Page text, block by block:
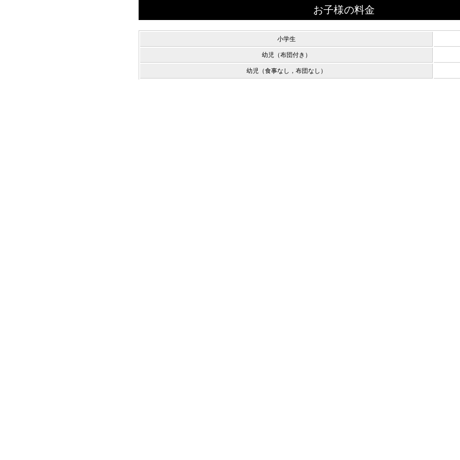
お子様の料金
小学生
幼児（布団付き）
幼児（食事なし，布団なし）